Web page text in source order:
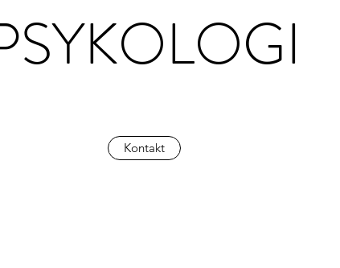
Kontakt